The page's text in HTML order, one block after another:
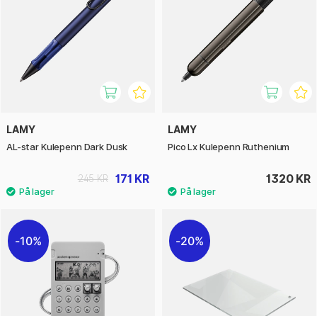
LAMY
AL-star Kulepenn Dark Dusk
171 KR
245 KR
LAMY
Pico Lx Kulepenn Ruthenium
1320 KR
10% 20%